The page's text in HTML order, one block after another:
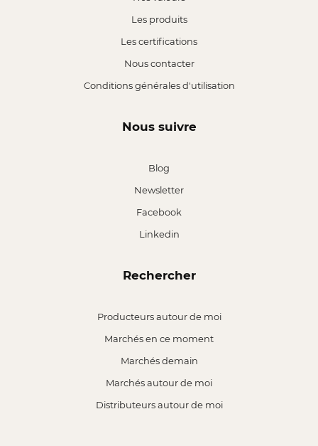
Les produits
Les certifications
Nous contacter
Conditions générales d'utilisation
Nous suivre
Blog
Newsletter
Facebook
Linkedin
Rechercher
Producteurs autour de moi
Marchés en ce moment
Marchés demain
Marchés autour de moi
Distributeurs autour de moi